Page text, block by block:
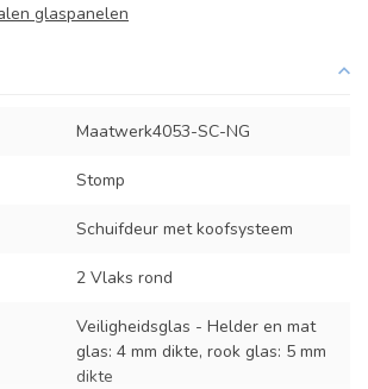
glaspanelen
Maatwerk4053-SC-NG
Stomp
Schuifdeur met koofsysteem
2 Vlaks rond
Veiligheidsglas - Helder en mat
glas: 4 mm dikte, rook glas: 5 mm
dikte